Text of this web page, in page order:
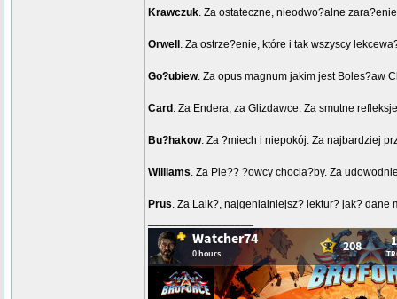
Krawczuk. Za ostateczne, nieodwo?alne
Orwell . Za ostrze?enie, które i tak wszyscy
Go?ubiew. Za opus magnum jakim jest Boles?aw
Card . Za Endera, za Glizdawce. Za smutne
Bu?hakow. Za ?miech i niepokój. Za najbardziej
Williams. Za Pie?? ?owcy chocia?by. Za
Prus. Za Lalk?, najgenialniejsz? lektur? jak? dane